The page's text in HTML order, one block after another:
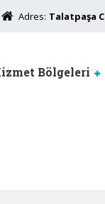
Adres: Talatpaşa
Bölgeleri